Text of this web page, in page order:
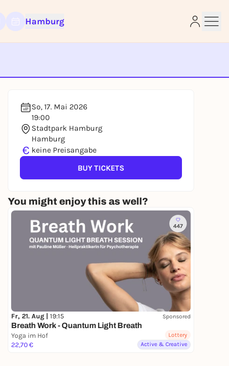
Hamburg
So, 17. Mai 2026
19:00
Stadtpark Hamburg
Hamburg
€ keine Preisangabe
BUY TICKETS
You might enjoy this as well?
447
Fr, 21. Aug | 19:15 Sponsored
Breath Work - Quantum Light Breath
Yoga im Hof
22,70 €
Lottery
Active & Creative